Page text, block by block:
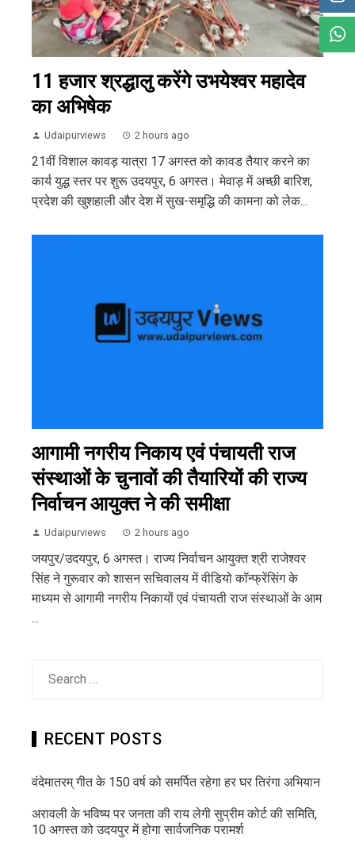
11 हजार श्रद्धालु करेंगे उभयेश्वर महादेव
का अभिषेक
Udaipurviews 2 hours ago
21वीं विशाल कावड़ यात्रा 17 अगस्त को कावड तैयार करने का
कार्य युद्ध स्तर पर शुरू उदयपुर, 6 अगस्त। मेवाड़ में अच्छी बारिश,
प्रदेश की खुशहाली और देश में सुख-समृद्धि की कामना को लेक...
आगामी नगरीय निकाय एवं पंचायती राज
संस्थाओं के चुनावों की तैयारियों की राज्य
निर्वाचन आयुक्त ने की समीक्षा
Udaipurviews 2 hours ago
जयपुर/उदयपुर, 6 अगस्त। राज्य निर्वाचन आयुक्त श्री राजेश्वर
सिंह ने गुरूवार को शासन सचिवालय में वीडियो कॉन्फ्रेंसिंग के
माध्यम से आगामी नगरीय निकायों एवं पंचायती राज संस्थाओं के आम
...
RECENT POSTS
वंदेमातरम् गीत के 150 वर्ष को समर्पित रहेगा हर घर तिरंगा अभियान
अरावली के भविष्य पर जनता की राय लेगी सुप्रीम कोर्ट की समिति,
10 अगस्त को उदयपुर में होगा सार्वजनिक परामर्श